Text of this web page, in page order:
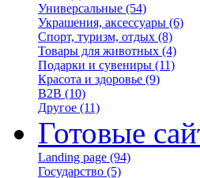
Универсальные (54)
Украшения, аксессуары (6)
Спорт, туризм, отдых (8)
Товары для животных (4)
Подарки и сувениры (11)
Красота и здоровье (9)
B2B (10)
Другое (11)
Готовые
Landing page (94)
Государство (5)